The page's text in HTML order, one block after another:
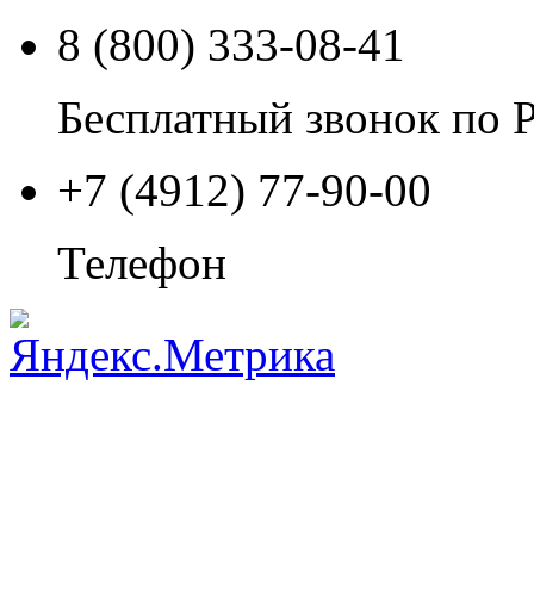
8 (800) 333-08-41
Бесплатный звонок по
+7 (4912) 77-90-00
Телефон